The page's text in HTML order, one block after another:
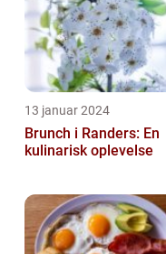
13 januar 2024
Brunch i Randers: En
kulinarisk oplevelse